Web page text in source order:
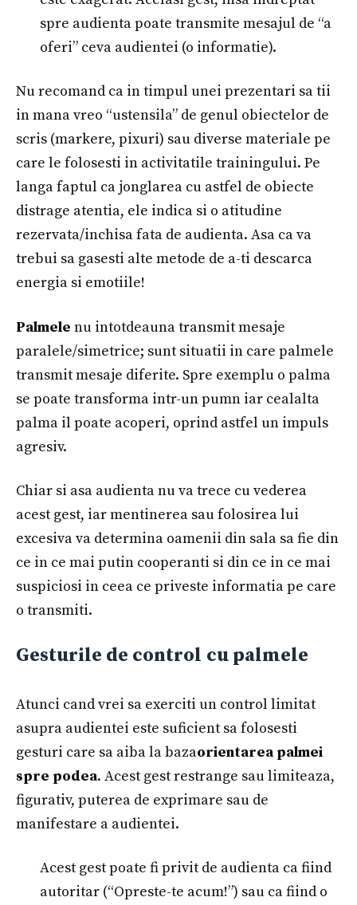
spre audienta poate transmite mesajul de “a
oferi” ceva audientei (o informatie).
Nu recomand ca in timpul unei prezentari sa tii
in mana vreo “ustensila” de genul obiectelor de
scris (markere, pixuri) sau diverse materiale pe
care le folosesti in activitatile trainingului. Pe
langa faptul ca jonglarea cu astfel de obiecte
distrage atentia, ele indica si o atitudine
rezervata/inchisa fata de audienta. Asa ca va
trebui sa gasesti alte metode de a-ti descarca
energia si emotiile!
Palmele nu intotdeauna transmit mesaje
paralele/simetrice; sunt situatii in care palmele
transmit mesaje diferite. Spre exemplu o palma
se poate transforma intr-un pumn iar cealalta
palma il poate acoperi, oprind astfel un impuls
agresiv.
Chiar si asa audienta nu va trece cu vederea
acest gest, iar mentinerea sau folosirea lui
excesiva va determina oamenii din sala sa fie din
ce in ce mai putin cooperanti si din ce in ce mai
suspiciosi in ceea ce priveste informatia pe care
o transmiti.
Gesturile de control cu palmele
Atunci cand vrei sa exerciti un control limitat
asupra audientei este suficient sa folosesti
gesturi care sa aiba la bazaorientarea palmei
spre podea. Acest gest restrange sau limiteaza,
figurativ, puterea de exprimare sau de
manifestare a audientei.
Acest gest poate fi privit de audienta ca fiind
autoritar (“Opreste-te acum!”) sau ca fiind o